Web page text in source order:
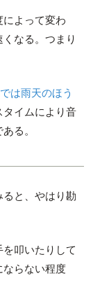
よって変わ
なる。つまり
は雨天のほう
タイムにより音
る。
と、やはり勘
叩いたりして
ならない程度